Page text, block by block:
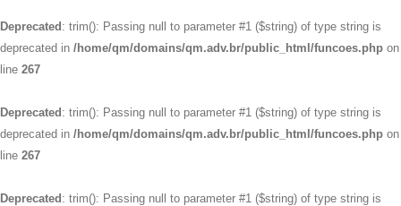
Deprecated : trim(): Passing null to parameter #1 ($string) of type string is
deprecated in /home/qm/domains/qm.adv.br/public_html/funcoes.php on
line 267
Deprecated : trim(): Passing null to parameter #1 ($string) of type string is
deprecated in /home/qm/domains/qm.adv.br/public_html/funcoes.php on
line 267
Deprecated : trim(): Passing null to parameter #1 ($string) of type string is